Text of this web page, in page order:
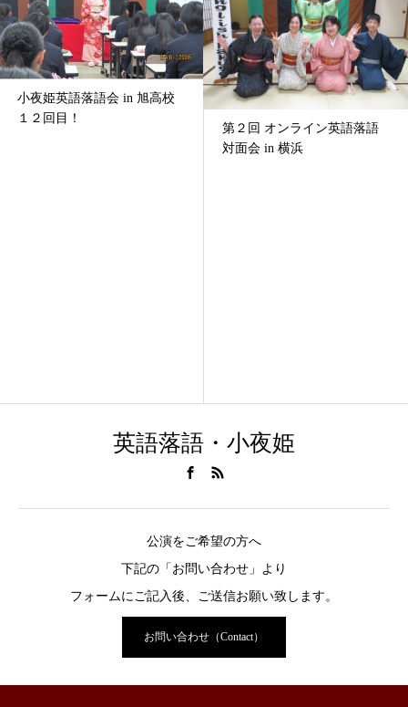
小夜姫英語落語会 in 旭高校
１２回目！
第２回 オンライン英語落語
対面会 in 横浜
英語落語・小夜姫
公演をご希望の方へ
下記の「お問い合わせ」より
フォームにご記入後、ご送信お願い致します。
お問い合わせ（Contact）